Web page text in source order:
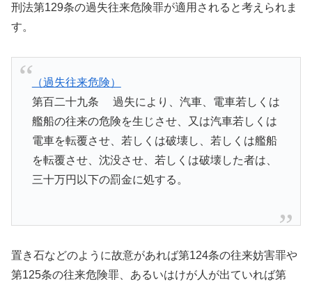
刑法第129条の過失往来危険罪が適用されると考えられま
す。
（過失往来危険）
第百二十九条 過失により、汽車、電車若しくは
艦船の往来の危険を生じさせ、又は汽車若しくは
電車を転覆させ、若しくは破壊し、若しくは艦船
を転覆させ、沈没させ、若しくは破壊した者は、
三十万円以下の罰金に処する。
置き石などのように故意があれば第124条の往来妨害罪や
第125条の往来危険罪、あるいはけが人が出ていれば第